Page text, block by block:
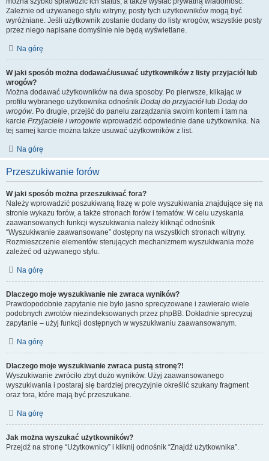
Zależnie od używanego stylu witryny, posty tych użytkowników mogą być
wyróżniane. Jeśli użytkownik zostanie dodany do listy wrogów, wszystkie posty
przez niego napisane domyślnie nie będą wyświetlane.
Na górę
W jaki sposób można dodawać/usuwać użytkowników z listy przyjaciół lub
wrogów?
Można dodawać użytkowników na dwa sposoby. Po pierwsze, klikając w
profilu wybranego użytkownika odnośnik Dodaj do przyjaciół lub Dodaj do
wrogów. Po drugie, przejść do panelu zarządzania swoim kontem i tam na
karcie Przyjaciele i wrogowie wprowadzić odpowiednie dane użytkownika. Na
tej samej karcie można także usuwać użytkowników z list.
Na górę
Przeszukiwanie forów
W jaki sposób można przeszukiwać fora?
Należy wprowadzić poszukiwaną frazę w pole wyszukiwania znajdujące się na
stronie wykazu forów, a także stronach forów i tematów. W celu uzyskania
zaawansowanych funkcji wyszukiwania należy kliknąć odnośnik
“Wyszukiwanie zaawansowane” dostępny na wszystkich stronach witryny.
Rozmieszczenie elementów sterujących mechanizmem wyszukiwania może
zależeć od używanego stylu.
Na górę
Dlaczego moje wyszukiwanie nie zwraca wyników?
Prawdopodobnie zapytanie nie było jasno sprecyzowane i zawierało wiele
podobnych zwrotów niezindeksowanych przez phpBB. Dokładnie sprecyzuj
zapytanie – użyj funkcji dostępnych w wyszukiwaniu zaawansowanym.
Na górę
Dlaczego moje wyszukiwanie zwraca pustą stronę?!
Wyszukiwanie zwróciło zbyt dużo wyników. Użyj zaawansowanego
wyszukiwania i postaraj się bardziej precyzyjnie określić szukany fragment
oraz fora, które mają być przeszukane.
Na górę
Jak można wyszukać użytkowników?
Przejdź na stronę “Użytkownicy” i kliknij odnośnik “Znajdź użytkownika”.